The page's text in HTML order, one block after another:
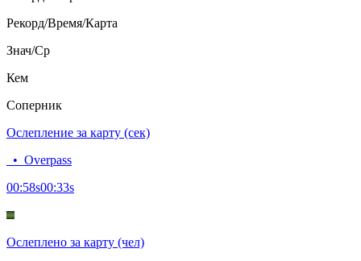
Рекорд/Время/Карта
Знач/Ср
Кем
Соперник
Ослепление за карту (сек)
• Overpass
00:58s00:33s
Ослеплено за карту (чел)